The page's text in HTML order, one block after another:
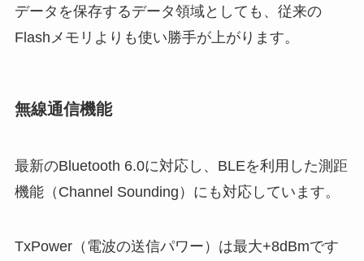
データを保存するデータ領域としても、従来の
Flashメモリよりも使い勝手が上がります。
無線通信機能
最新のBluetooth 6.0に対応し、BLEを利用した測距
機能（Channel Sounding）にも対応しています。
TxPower（電波の送信パワー）は最大+8dBmです